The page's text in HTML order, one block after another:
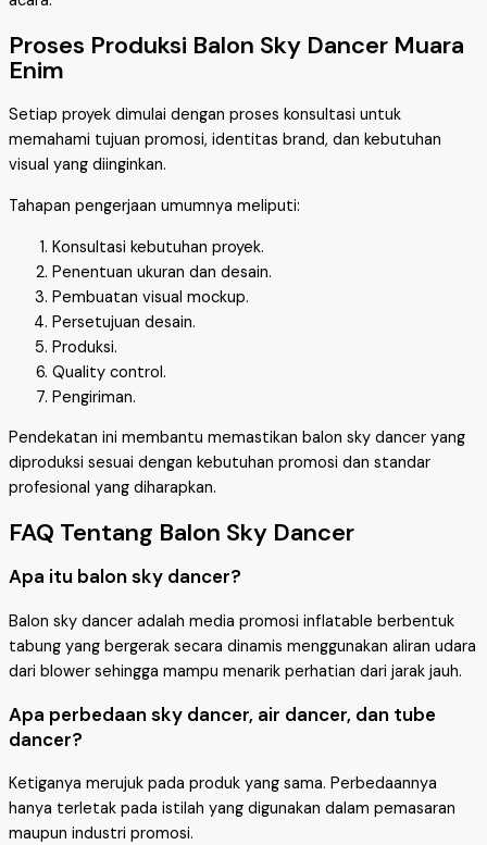
Proses Produksi Balon Sky Dancer Muara
Enim
Setiap proyek dimulai dengan proses konsultasi untuk
memahami tujuan promosi, identitas brand, dan kebutuhan
visual yang diinginkan.
Tahapan pengerjaan umumnya meliputi:
Konsultasi kebutuhan proyek.
Penentuan ukuran dan desain.
Pembuatan visual mockup.
Persetujuan desain.
Produksi.
Quality control.
Pengiriman.
Pendekatan ini membantu memastikan balon sky dancer yang
diproduksi sesuai dengan kebutuhan promosi dan standar
profesional yang diharapkan.
FAQ Tentang Balon Sky Dancer
Apa itu balon sky dancer?
Balon sky dancer adalah media promosi inflatable berbentuk
tabung yang bergerak secara dinamis menggunakan aliran udara
dari blower sehingga mampu menarik perhatian dari jarak jauh.
Apa perbedaan sky dancer, air dancer, dan tube
dancer?
Ketiganya merujuk pada produk yang sama. Perbedaannya
hanya terletak pada istilah yang digunakan dalam pemasaran
maupun industri promosi.